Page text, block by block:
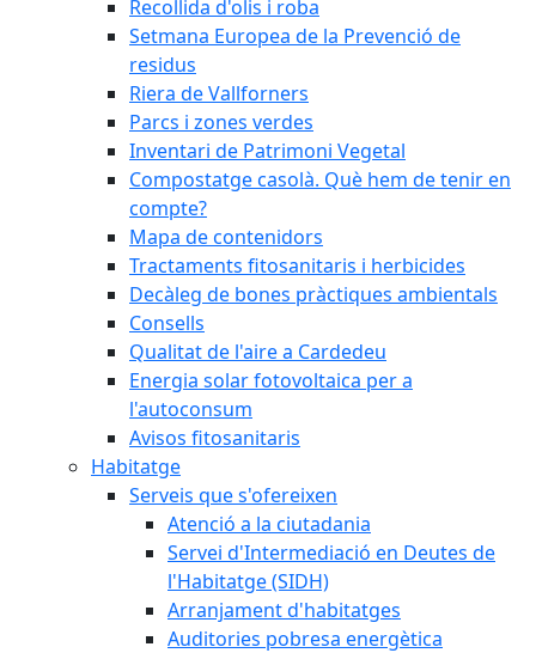
Recollida d'olis i roba
Setmana Europea de la Prevenció de
residus
Riera de Vallforners
Parcs i zones verdes
Inventari de Patrimoni Vegetal
Compostatge casolà. Què hem de tenir en
compte?
Mapa de contenidors
Tractaments fitosanitaris i herbicides
Decàleg de bones pràctiques ambientals
Consells
Qualitat de l'aire a Cardedeu
Energia solar fotovoltaica per a
l'autoconsum
Avisos fitosanitaris
Habitatge
Serveis que s'ofereixen
Atenció a la ciutadania
Servei d'Intermediació en Deutes de
l'Habitatge (SIDH)
Arranjament d'habitatges
Auditories pobresa energètica